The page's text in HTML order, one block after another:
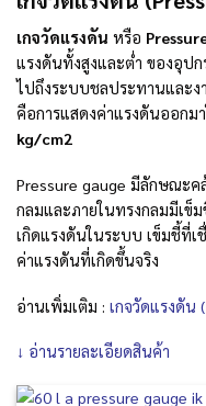
เกจวัดแรงดัน หรือ
แรงดันทั้งสูงและต่ำ ของอุป
ไปถึงระบบชลประทานและง
คือการแสดงค่าแรงดันออกม
kg/cm2
Pressure gauge มีลักษณะ
กลมและภายในทรงกลมมีเข็
เกิดแรงดันในระบบ เข็มชี้ที่
ค่าแรงดันที่เกิดขึ้นจริง
อ่านเพิ่มเติม : เกจวัดแรงดัน
↓ อ่านรายละเอียดสินค้า